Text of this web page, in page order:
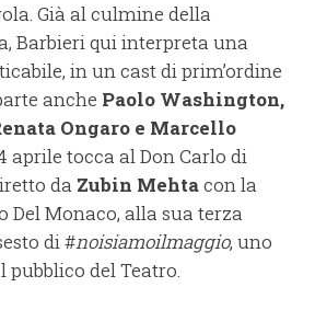
Già al culmine della
Barbieri qui interpreta una
in un cast di prim’ordine
anche Paolo Washington,
Ongaro e Marcello
aprile tocca al Don Carlo di
da Zubin Mehtacon la
Del Monaco, alla sua terza
di #noisiamoilmaggio, uno
del Teatro.